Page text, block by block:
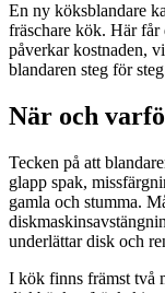
En ny köksblandare
fräschare kök. Här får
påverkar kostnaden,
blandaren steg för
När och
Tecken på att
glapp spak,
gamla och stumma.
underlättar disk och
I kök finns främst två